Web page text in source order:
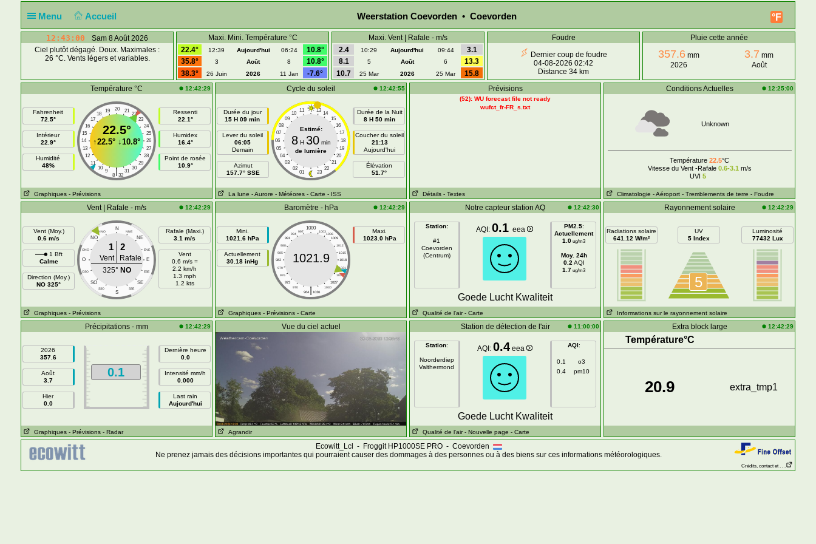
Menu Accueil °F
Weerstation Coevorden • Coevorden
12:43:00
Sam 8 Août 2026
Ciel plutôt dégagé. Doux. Maximales :
26 °C. Vents légers et variables.
Maxi. Mini. Température °C
22.4°
12:39 Aujourd'hui 06:24
10.8°
35.8°
3 Août 8
10.8°
38.3°
26 Juin 2026 11 Jan -7.6°
Maxi. Vent | Rafale - m/s
2.4
10:29 Aujourd'hui 09:44
3.1
8.1
5 Août 6
13.3
10.7
25 Mar 2026 25 Mar 15.8
Foudre
Dernier coup de foudre
04-08-2026 02:42
Distance 34 km
Pluie cette année
357.6 mm
2026
3.7 mm
Août
Température °C 12:42:29
Fahrenheit
72.5°
Intérieur
22.9°
Humidité
48%
20
19 21
18
22
17
23
16
24
15
25
14
26
13
27
12
28
11
29
10
30
9 31
|
8 32
22.5°
↑22.5° ↓10.8°
Ressenti
22.1°
Humidex
16.4°
Point de rosée
10.9°
Graphiques - Prévisions
Cycle du soleil 12:42:55
Durée du jour
15 H 09 min
Lever du soleil
06:05
Demain
Azimut
157.7° SSE
11 13
10
14
09
15
08
16
07
17
06
18
05
19
04
20
03
21
02
22
01 23
Estimé:
8H 30min
de lumière
Durée de la Nuit
8 H 50 min
Coucher du soleil
21:13
Aujourd'hui
Élévation
51.7°
La lune - Aurore - Météores - Carte - ISS
Prévisions
(52): WU forecast file not ready
wufct_fr-FR_s.txt
Détails - Textes
Conditions Actuelles 12:25:00
Unknown
Température 22.5°C
Vitesse du Vent -Rafale 0.6-3.1 m/s
UVI 5
Climatologie - Aéroport - Tremblements de terre - Foudre
Vent | Rafale - m/s 12:42:29
Vent (Moy.)
0.6 m/s
1 Bft
Calme
Direction (Moy.)
NO 325°
N
NNO NNE
NO NE
ONO ENE
O E
OSO ESE
SO SE
SSO SSE
S
1 2
Vent
Rafale
325° NO
Rafale (Maxi.)
3.1 m/s
Vent
0.6 m/s =
2.2 km/h
1.3 mph
1.2 kts
Graphiques - Prévisions
Baromètre - hPa 12:42:29
Mini.
1021.6 hPa
Actuellement
30.18 inHg
1000
997 1003
994
1006
991
1009
988
1012
985
1015
982
1018
979
1021
976
1024
973
1027
970
1030
|
964 1036
1021.9
Maxi.
1023.0 hPa
Graphiques - Prévisions - Carte
Notre capteur station AQ 12:42:30
Station:
#1
Coevorden
(Centrum)
AQI: 0.1 eea PM2.5:
Actuellement
1.0 ug/m3
Moy. 24h
0.2 AQI
1.7 ug/m3
Goede Lucht Kwaliteit
Qualité de l'air - Carte
Rayonnement solaire 12:42:29
Radiations solaire
641.12 W/m²
UV
5 Index
5
Luminosité
77432 Lux
Informations sur le rayonnement solaire
Précipitations - mm 12:42:29
2026
357.6
Août
3.7
Hier
0.0
0.1
Dernière heure
0.0
Intensité mm/h
0.000
Last rain
Aujourd'hui
Graphiques - Prévisions - Radar
Vue du ciel actuel
Agrandir
Station de détection de l'air 11:00:00
Station:
Noorderdiep
Valthermond
AQI: 0.4 eea AQI:
0.1
o3
0.4
pm10
Goede Lucht Kwaliteit
Qualité de l'air - Nouvelle page - Carte
Extra block large 12:42:29
Température°C
20.9 extra_tmp1
Ecowitt_Lcl - Froggit HP1000SE PRO - Coevorden
Ne prenez jamais des décisions importantes qui pourraient causer des dommages à des personnes ou à des biens sur ces informations météorologiques.
Crédits, contact et . . .